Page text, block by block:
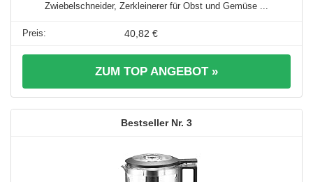
Zwiebelschneider, Zerkleinerer für Obst und Gemüse ...
40,82 €
ZUM TOP ANGEBOT »
3